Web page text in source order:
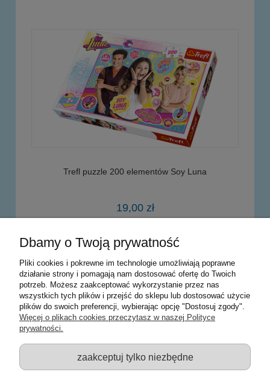
Trefl puzzle 200 elementów Soy Luna
19,00 zł
powiadom o dostępności
Warunki zakupów
Moje konto
Informacje o sklepie
Sklep z zabawkami Łódź :: Hurownia zabawek :: Zabawki
Dbamy o Twoją prywatność
Pliki cookies i pokrewne im technologie umożliwiają poprawne
działanie strony i pomagają nam dostosować ofertę do Twoich
potrzeb. Możesz zaakceptować wykorzystanie przez nas
wszystkich tych plików i przejść do sklepu lub dostosować użycie
plików do swoich preferencji, wybierając opcję "Dostosuj zgody".
Więcej o plikach cookies przeczytasz w naszej Polityce
prywatności.
zaakceptuj tylko niezbędne